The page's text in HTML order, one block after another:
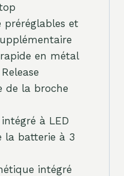
préréglables et
en métal
de la broche
à LED
la batterie à 3
intégré